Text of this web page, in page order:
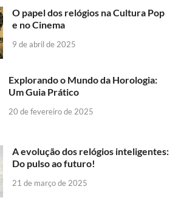
O papel dos relógios na Cultura Pop
e no Cinema
9 de abril de 2025
Explorando o Mundo da Horologia:
Um Guia Prático
20 de fevereiro de 2025
A evolução dos relógios inteligentes:
Do pulso ao futuro!
21 de março de 2025